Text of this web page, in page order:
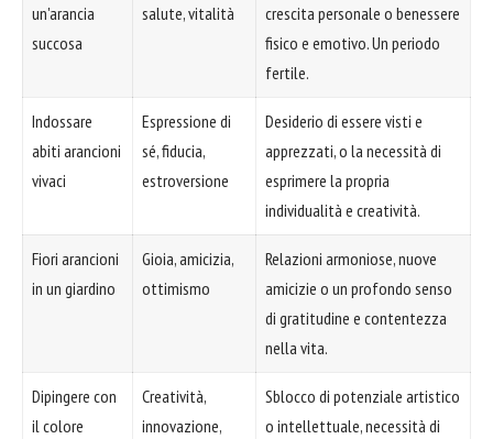
un'arancia
succosa
salute, vitalità
crescita personale o benessere
fisico e emotivo. Un periodo
fertile.
Indossare
abiti arancioni
vivaci
Espressione di
sé, fiducia,
estroversione
Desiderio di essere visti e
apprezzati, o la necessità di
esprimere la propria
individualità e creatività.
Fiori arancioni
in un giardino
Gioia, amicizia,
ottimismo
Relazioni armoniose, nuove
amicizie o un profondo senso
di gratitudine e contentezza
nella vita.
Dipingere con
il colore
Creatività,
innovazione,
Sblocco di potenziale artistico
o intellettuale, necessità di